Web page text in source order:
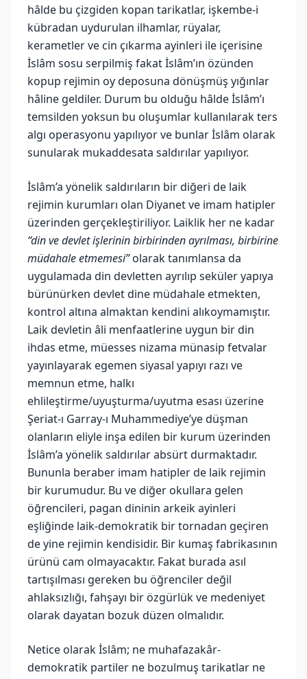
hâlde bu çizgiden kopan tarikatlar, işkembe-i
kübradan uydurulan ilhamlar, rüyalar,
kerametler ve cin çıkarma ayinleri ile içerisine
İslâm sosu serpilmiş fakat İslâm’ın özünden
kopup rejimin oy deposuna dönüşmüş yığınlar
hâline geldiler. Durum bu olduğu hâlde İslâm’ı
temsilden yoksun bu oluşumlar kullanılarak ters
algı operasyonu yapılıyor ve bunlar İslâm olarak
sunularak mukaddesata saldırılar yapılıyor.
İslâm’a yönelik saldırıların bir diğeri de laik
rejimin kurumları olan Diyanet ve imam hatipler
üzerinden gerçekleştiriliyor. Laiklik her ne kadar
“din ve devlet işlerinin birbirinden ayrılması, birbirine
müdahale etmemesi”olarak tanımlansa da
uygulamada din devletten ayrılıp seküler yapıya
bürünürken devlet dine müdahale etmekten,
kontrol altına almaktan kendini alıkoymamıştır.
Laik devletin âli menfaatlerine uygun bir din
ihdas etme, müesses nizama münasip fetvalar
yayınlayarak egemen siyasal yapıyı razı ve
memnun etme, halkı
ehlileştirme/uyuşturma/uyutma esası üzerine
Şeriat-ı Garray-ı Muhammediye’ye düşman
olanların eliyle inşa edilen bir kurum üzerinden
İslâm’a yönelik saldırılar absürt durmaktadır.
Bununla beraber imam hatipler de laik rejimin
bir kurumudur. Bu ve diğer okullara gelen
öğrencileri, pagan dininin arkeik ayinleri
eşliğinde laik-demokratik bir tornadan geçiren
de yine rejimin kendisidir. Bir kumaş fabrikasının
ürünü cam olmayacaktır. Fakat burada asıl
tartışılması gereken bu öğrenciler değil
ahlaksızlığı, fahşayı bir özgürlük ve medeniyet
olarak dayatan bozuk düzen olmalıdır.
Netice olarak İslâm; ne muhafazakâr-
demokratik partiler ne bozulmuş tarikatlar ne